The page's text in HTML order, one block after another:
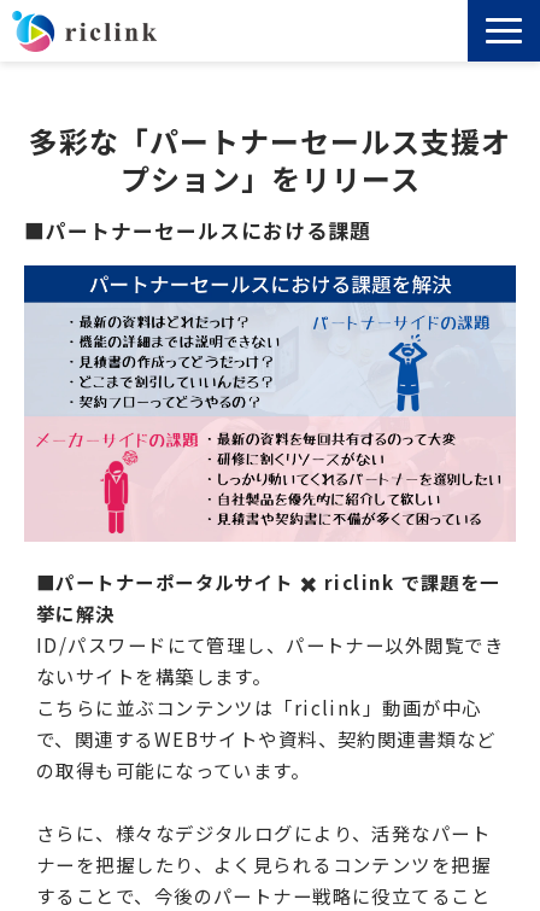
導入事例
セミナー
ノウハウ
お役立ち資料
よくあるご質問
多彩な「パートナーセールス支援オ
プション」をリリース
■パートナーセールスにおける課題
■パートナーポータルサイト ✖️ riclink で課題を一
挙に解決
ID/パスワードにて管理し、パートナー以外閲覧でき
ないサイトを構築します。
こちらに並ぶコンテンツは「riclink」動画が中心
で、関連するWEBサイトや資料、契約関連書類など
の取得も可能になっています。
さらに、様々なデジタルログにより、活発なパート
ナーを把握したり、よく見られるコンテンツを把握
することで、今後のパートナー戦略に役立てること